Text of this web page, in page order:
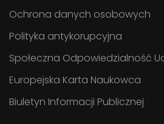
Ochrona danych osobowych
Polityka antykorupcyjna
Społeczna Odpowiedzialność
Europejska Karta Naukowca
Biuletyn Informacji Publicznej